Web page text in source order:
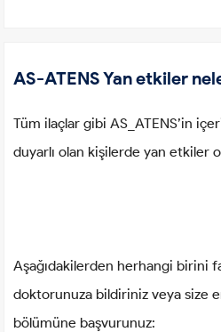
AS-ATENS Yan etkiler
Tüm ilaçlar gibi AS_ATENS’in
duyarlı olan kişilerde yan etkiler
Aşağıdakilerden herhangi birini
doktorunuza bildiriniz veya size
bölümüne başvurunuz: